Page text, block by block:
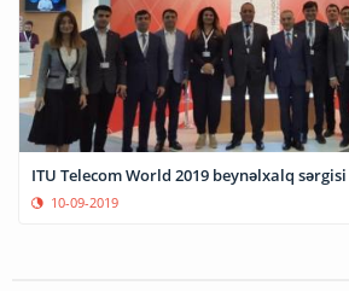
ITU Telecom World 2019 beynəlxalq
10-09-2019